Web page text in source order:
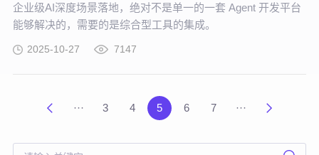
企业级AI深度场景落地，绝对不是单一的一套 Agent 开发平台
能够解决的，需要的是综合型工具的集成。
2025-10-27 7147
··· 3 4 5 6 7 ···